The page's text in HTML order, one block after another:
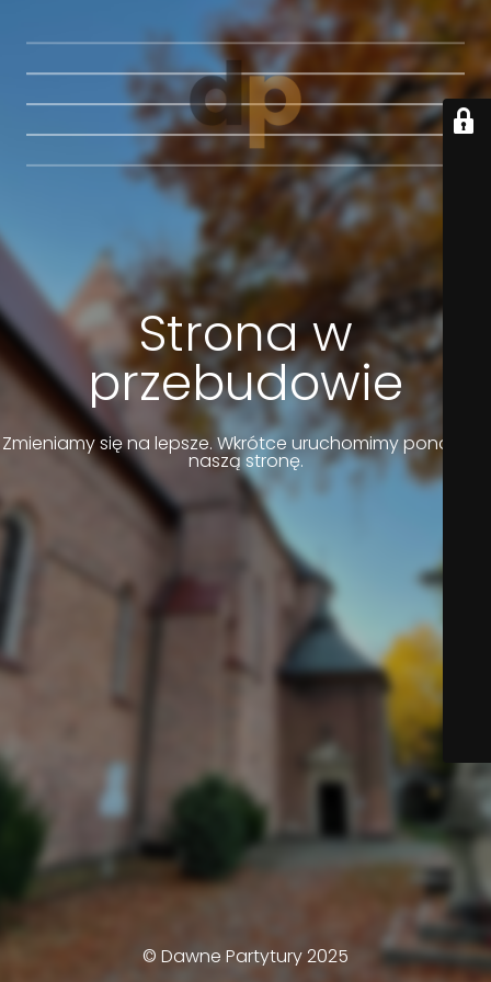
Strona w
przebudowie
Zmieniamy się na lepsze. Wkrótce uruchomimy ponownie
naszą stronę.
© Dawne Partytury 2025